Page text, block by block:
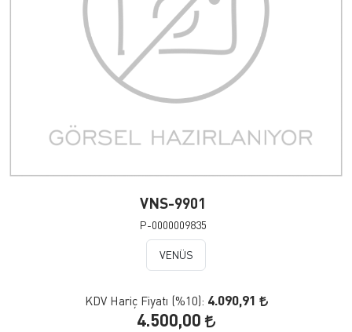
VNS-9901
P-0000009835
VENÜS
KDV Hariç Fiyatı (%10): 4.090,91
4.500,00